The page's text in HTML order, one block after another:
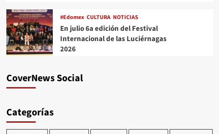
#Edomex CULTURA NOTICIAS
En julio 6a edición del Festival
Internacional de las Luciérnagas
2026
CoverNews Social
Categorías